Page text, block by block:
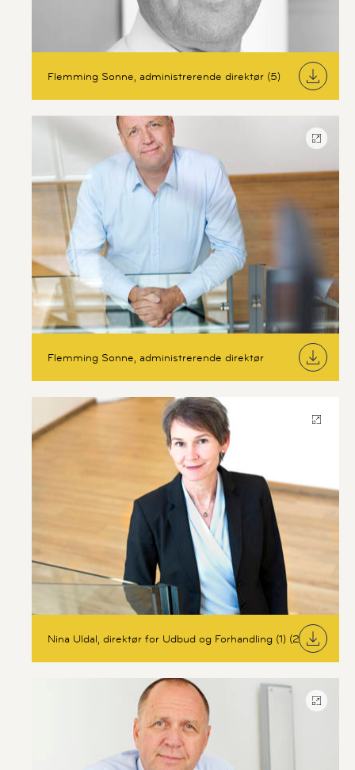
Flemming Sonne, administrerende direktør (5)
Flemming Sonne, administrerende direktør
Nina Uldal, direktør for Udbud og Forhandling (1) (2)